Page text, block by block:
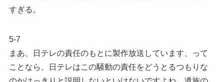
すぎる。
5-7
まあ、日テレの責任のもとに製作放送しています、って
ことなら、日テレはこの騒動の責任をどうとるつもりな